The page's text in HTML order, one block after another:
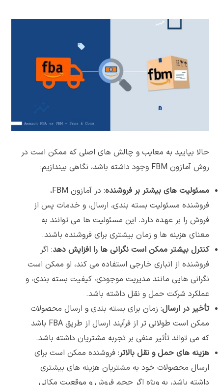
حالا بیایید به معایب و چالش های اصلی که ممکن است در
روش آمازون FBM وجود داشته باشد، نگاهی بیندازیم:
مسئولیت های بیشتر بر فروشنده
: در آمازون FBM،
فروشنده مسئولیت بسته بندی، ارسال، و خدمات پس از
فروش را بر عهده دارد. این مسئولیت ها می توانند به
معنای هزینه ها و زمان بیشتری برای فروشنده باشند.
کنترل بیشتر ممکن است نگرانی ها را افزایش دهد: اگر
فروشنده از انباری خارجی استفاده می کند، او ممکن است
نگرانی هایی مانند مدیریت موجودی، کیفیت بسته بندی، و
عملکرد شرکت حمل و نقل داشته باشد.
تأخیر در ارسال: زمان برای بسته بندی و ارسال محصولات
ممکن است طولانی تر از فرآیند ارسال از طریق FBA باشد
که می تواند تأثیر منفی بر تجربه مشتریان داشته باشد.
هزینه های حمل و نقل بالاتر: فروشنده ممکن است برای
ارسال محصولات خود به مشتریان هزینه های بیشتری
داشته باشد، به ویژه اگر حجم فروش و موقعیت مکانی